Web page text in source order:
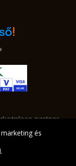
partner
és